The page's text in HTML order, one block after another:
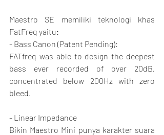
Maestro SE memiliki teknologi khas
FatFreq yaitu:
- Bass Canon (Patent Pending):
FATfreq was able to design the deepest
bass ever recorded of over 20dB,
concentrated below 200Hz with zero
bleed.
- Linear Impedance
Bikin Maestro Mini punya karakter suara